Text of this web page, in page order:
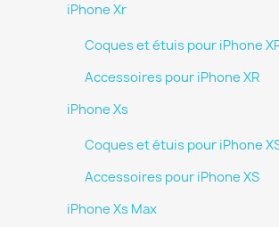
iPhone Xr
Coques et étuis pour iPhone
Accessoires pour iPhone XR
iPhone Xs
Coques et étuis pour iPhone
Accessoires pour iPhone XS
iPhone Xs Max